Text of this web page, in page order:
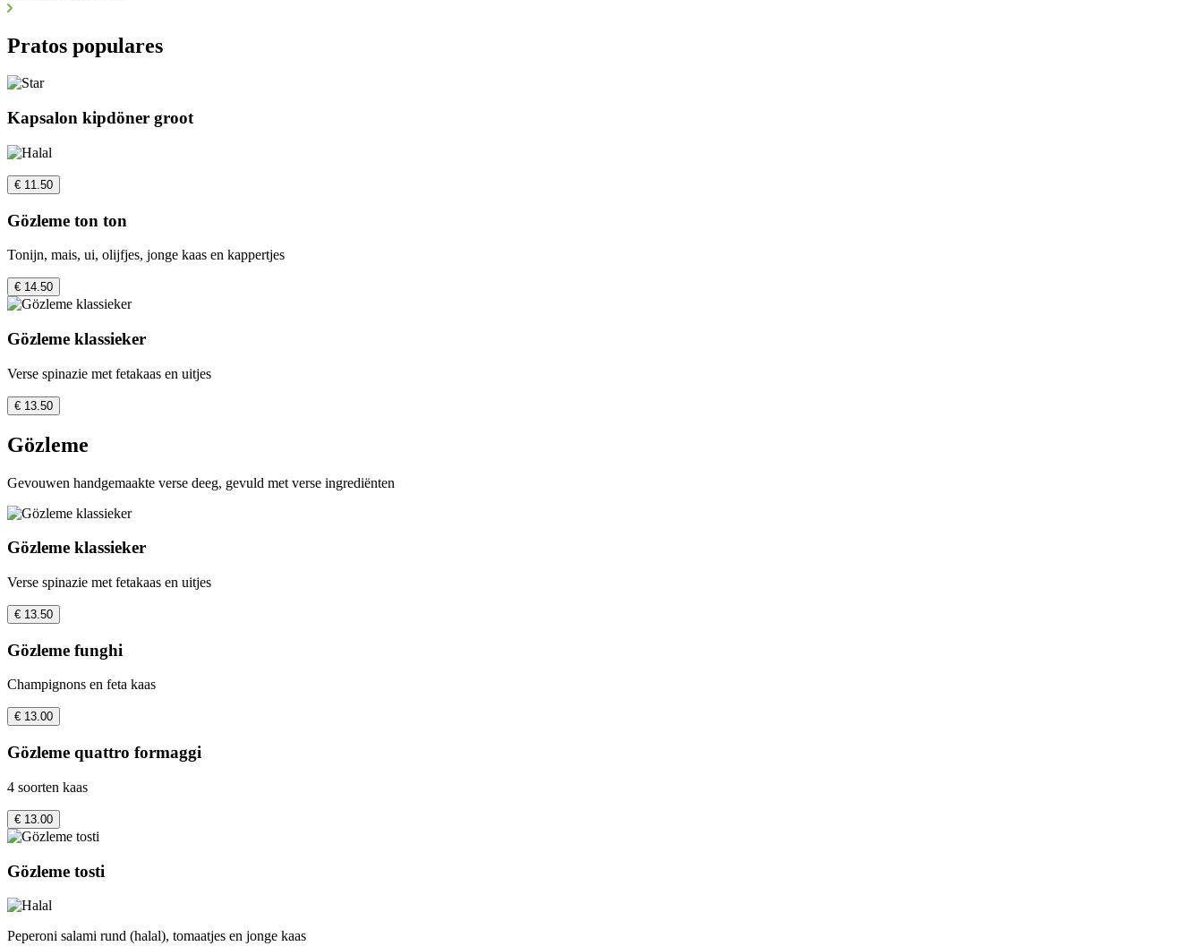
Pratos populares
Kapsalon kipdöner groot
€ 11.50
Gözleme ton ton
Tonijn, mais, ui, olijfjes, jonge kaas en kappertjes
€ 14.50
Gözleme klassieker
Verse spinazie met fetakaas en uitjes
€ 13.50
Gözleme
Gevouwen handgemaakte verse deeg, gevuld met verse ingrediënten
Gözleme klassieker
Verse spinazie met fetakaas en uitjes
€ 13.50
Gözleme funghi
Champignons en feta kaas
€ 13.00
Gözleme quattro formaggi
4 soorten kaas
€ 13.00
Gözleme tosti
Peperoni salami rund (halal), tomaatjes en jonge kaas